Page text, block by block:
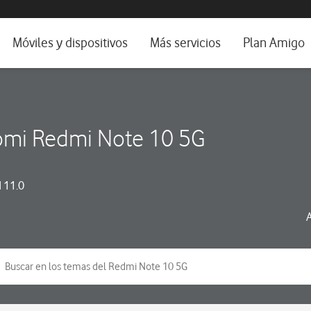
e idioma
Móviles y dispositivos
Ver todos
Más servicios Plan Amigo
Redmi Note 10 5G
11.0